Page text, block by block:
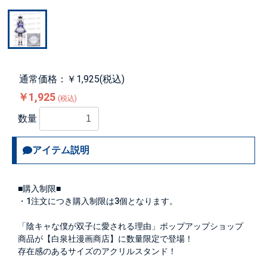
通常価格：￥1,925(税込)
￥1,925 (税込)
数量
アイテム説明
■購入制限■
・1注文につき購入制限は3個となります。
「陰キャな僕が双子に愛される理由」ポップアップショップ
商品が【白泉社漫画商店】に数量限定で登場！
存在感のあるサイズのアクリルスタンド！